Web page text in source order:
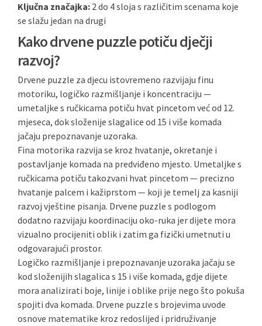
Ključna značajka: 2 do 4 sloja s različitim scenama koje
se slažu jedan na drugi
Kako drvene puzzle potiču dječji
razvoj?
Drvene puzzle za djecu istovremeno razvijaju finu
motoriku, logičko razmišljanje i koncentraciju —
umetaljke s ručkicama potiču hvat pincetom već od 12.
mjeseca, dok složenije slagalice od 15 i više komada
jačaju prepoznavanje uzoraka.
Fina motorika razvija se kroz hvatanje, okretanje i
postavljanje komada na predviđeno mjesto. Umetaljke s
ručkicama potiču takozvani hvat pincetom — precizno
hvatanje palcem i kažiprstom — koji je temelj za kasniji
razvoj vještine pisanja. Drvene puzzle s podlogom
dodatno razvijaju koordinaciju oko-ruka jer dijete mora
vizualno procijeniti oblik i zatim ga fizički umetnuti u
odgovarajući prostor.
Logičko razmišljanje i prepoznavanje uzoraka jačaju se
kod složenijih slagalica s 15 i više komada, gdje dijete
mora analizirati boje, linije i oblike prije nego što pokuša
spojiti dva komada. Drvene puzzle s brojevima uvode
osnove matematike kroz redoslijed i pridruživanje